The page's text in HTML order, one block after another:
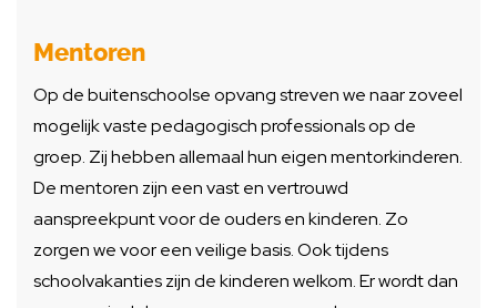
Mentoren
Op de buitenschoolse opvang streven we naar zoveel
mogelijk vaste pedagogisch professionals op de
groep. Zij hebben allemaal hun eigen mentorkinderen.
De mentoren zijn een vast en vertrouwd
aanspreekpunt voor de ouders en kinderen. Zo
zorgen we voor een veilige basis. Ook tijdens
schoolvakanties zijn de kinderen welkom. Er wordt dan